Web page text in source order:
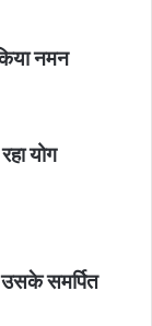
नमन
योग
उसके समर्पित